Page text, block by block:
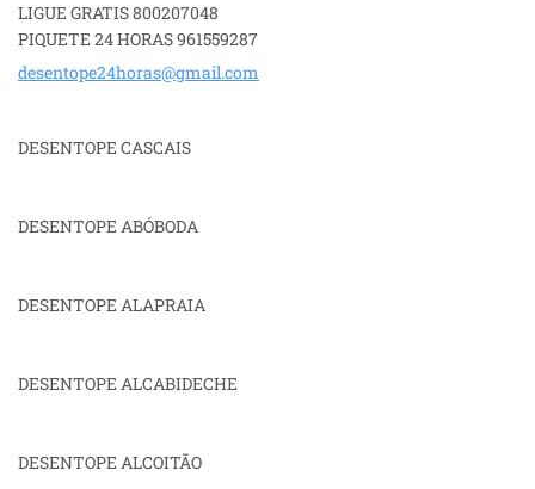
LIGUE GRATIS 800207048
PIQUETE 24 HORAS 961559287
desentope24horas@gmail.com
DESENTOPE CASCAIS
DESENTOPE ABÓBODA
DESENTOPE ALAPRAIA
DESENTOPE ALCABIDECHE
DESENTOPE ALCOITÃO